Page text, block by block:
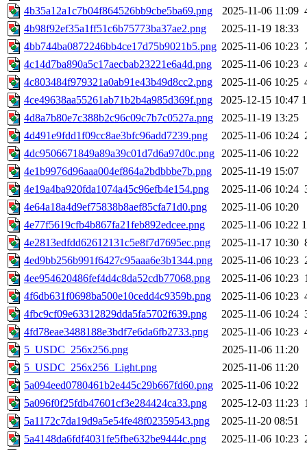
4b35a12a1c7b04f864526bb9cbe5ba69.png
2025-11-06 11:09
4b98f92ef35a1ff51c6b75773ba37ae2.png
2025-11-19 18:33
4bb744ba0872246bb4ce17d75b9021b5.png 2025-11-06 10:23
4c14d7ba890a5c17aecbab23221e6a4d.png
2025-11-06 10:23
4c803484f979321a0ab91e43b49d8cc2.png
2025-11-06 10:25
4ce49638aa55261ab71b2b4a985d369f.png
2025-12-15 10:47
4d8a7b80e7c388b2c96c09c7b7c0527a.png
2025-11-19 13:25
4d491e9fdd1f09cc8ae3bfc96add7239.png
2025-11-06 10:24
4dc9506671849a89a39c01d7d6a97d0c.png 2025-11-06 10:22
4e1b9976d96aaa004ef864a2bdbbbe7b.png
2025-11-19 15:07
4e19a4ba920fda1074a45c96efb4e154.png
2025-11-06 10:24
4e64a18a4d9ef75838b8aef85cfa71d0.png
2025-11-06 10:20
4e77f5619cfb4b867fa21feb892edcee.png
2025-11-06 10:22
4e2813edfdd62612131c5e8f7d7695ec.png
2025-11-17 10:30
4ed9bb256b991f6427c95aaa6e3b1344.png
2025-11-06 10:23
4ee954620486fef4d4c8da52cdb77068.png
2025-11-06 10:23
4f6db631f0698ba500e10cedd4c9359b.png
2025-11-06 10:23
4fbc9cf09e63312829dda5fa5702f639.png
2025-11-06 10:24
4fd78eae3488188e3bdf7e6da6fb2733.png
2025-11-06 10:23
5_USDC_256x256.png
2025-11-06 11:20
5_USDC_256x256_Light.png
2025-11-06 11:20
5a094eed0780461b2e445c29b667fd60.png
2025-11-06 10:22
5a096f0f25fdb47601cf3e284424ca33.png
2025-12-03 11:23
5a1172c7da19d9a5e54fe48f02359543.png
2025-11-20 08:51
5a4148da6fdf4031fe5fbe632be9444c.png
2025-11-06 10:23